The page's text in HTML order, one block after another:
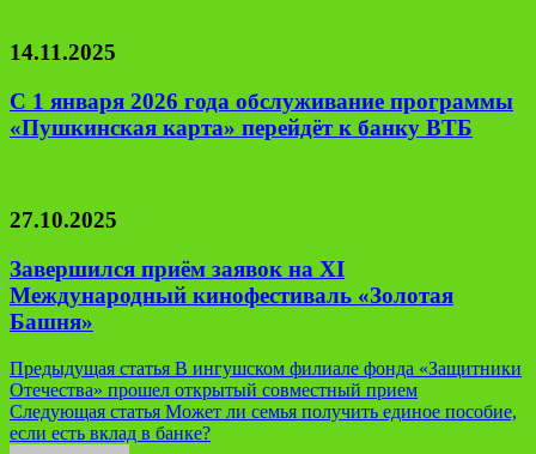
14.11.2025
С 1 января 2026 года обслуживание программы
«Пушкинская карта» перейдёт к банку ВТБ
27.10.2025
Завершился приём заявок на XI
Международный кинофестиваль «Золотая
Башня»
Навигация
по
записям
Предыдущая статья В ингушском филиале фонда «Защитники
Отечества» прошел открытый совместный прием
Следующая статья Может ли семья получить единое пособие,
если есть вклад в банке?